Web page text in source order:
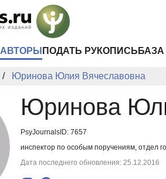
АВТОРЫ ПОДАТЬ РУКОПИСЬ
Юринова Юлия Вячеславовна
Юринова
PsyJournalsID: 7657
инспектор по особым поручениям, отдел
Дата последнего обновления: 25.12.2016